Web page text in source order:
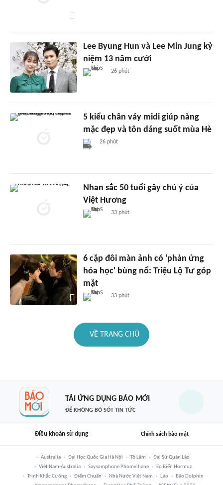
Lee Byung Hun và Lee Min Jung kỷ
niệm 13 năm cưới
26 phút
5 kiểu chân váy midi giúp nàng
mặc đẹp và tôn dáng suốt mùa Hè
26 phút
Nhan sắc 50 tuổi gây chú ý của
Việt Hương
33 phút
6 cặp đôi màn ảnh có 'phản ứng
hóa học' bùng nổ: Triệu Lộ Tư góp
mặt
33 phút
VỀ TRANG CHỦ
TẢI ỨNG DỤNG BÁO MỚI
ĐỂ KHÔNG BỎ SÓT TIN TỨC
Điều khoản sử dụng Chính sách bảo mật
Australia Đại Học Quốc Gia Hà Nội Tô Lâm
Đại Sứ Quán Lào
Việt Nam-Australia
Saysomphone Phomvihane
Eo Biển Hormuz
Trịnh Khắc Cường
Điểm Chuẩn Nhà Nước Việt Nam Lào
Bão Dolphin